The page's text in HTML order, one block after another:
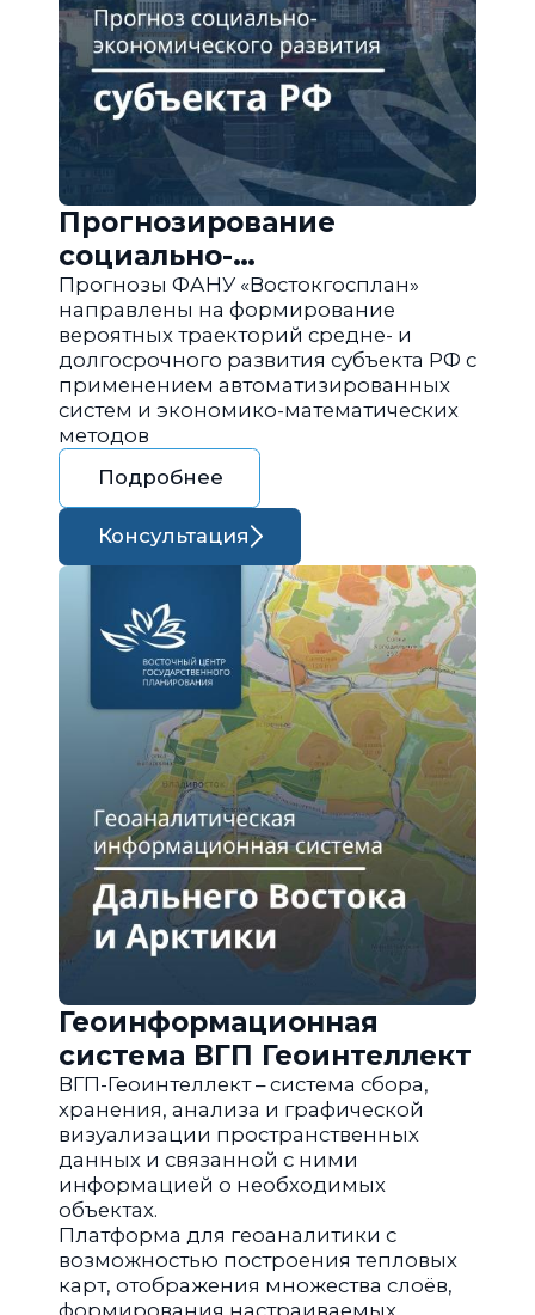
Прогнозирование
социально-
экономического развития
региона РФ
Прогнозы ФАНУ «Востокгосплан»
направлены на формирование
вероятных траекторий средне- и
долгосрочного развития субъекта РФ с
применением автоматизированных
систем и экономико-математических
методов
Подробнее
Консультация
Геоинформационная
система ВГП Геоинтеллект
ВГП-Геоинтеллект – система сбора,
хранения, анализа и графической
визуализации пространственных
данных и связанной с ними
информацией о необходимых
объектах.
Платформа для геоаналитики с
возможностью построения тепловых
карт, отображения множества слоёв,